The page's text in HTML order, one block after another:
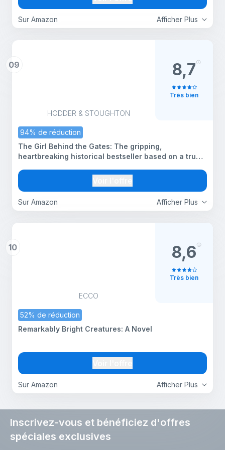
Afficher Plus
Sur Amazon
09
HODDER & STOUGHTON
94% de réduction
Afficher Plus
Sur Amazon
The Girl Behind the Gates: The gripping,
heartbreaking historical bestseller based on a true
8,7
Très bien
10
ECCO
52% de réduction
Afficher Plus
Sur Amazon
Remarkably Bright Creatures: A Novel
8,6
Très bien
Inscrivez-vous et bénéficiez d'offres
spéciales exclusives